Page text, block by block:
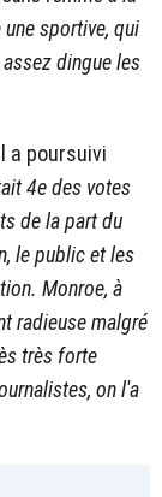
sportive, qui
dingue les
a poursuivi
4e des votes
de la part du
le public et les
Monroe, à
radieuse malgré
très forte
on l'a